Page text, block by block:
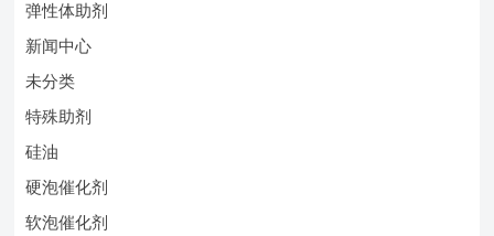
弹性体助剂
新闻中心
未分类
特殊助剂
硅油
硬泡催化剂
软泡催化剂